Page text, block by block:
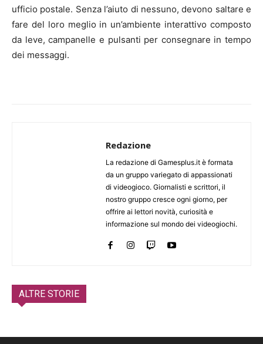
ufficio postale. Senza l’aiuto di nessuno, devono saltare e
fare del loro meglio in un’ambiente interattivo composto
da leve, campanelle e pulsanti per consegnare in tempo
dei messaggi.
Redazione
La redazione di Gamesplus.it è formata
da un gruppo variegato di appassionati
di videogioco. Giornalisti e scrittori, il
nostro gruppo cresce ogni giorno, per
offrire ai lettori novità, curiosità e
informazione sul mondo dei videogiochi.
ALTRE STORIE